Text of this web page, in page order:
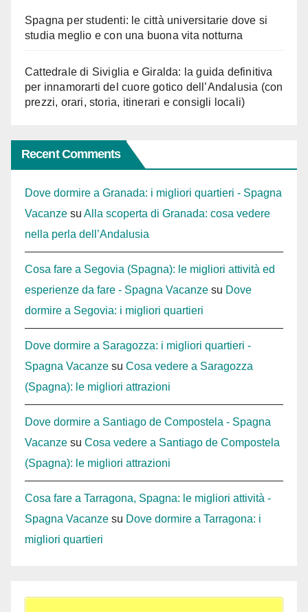
Spagna per studenti: le città universitarie dove si
studia meglio e con una buona vita notturna
Cattedrale di Siviglia e Giralda: la guida definitiva
per innamorarti del cuore gotico dell’Andalusia (con
prezzi, orari, storia, itinerari e consigli locali)
Recent Comments
Dove dormire a Granada: i migliori quartieri - Spagna
Vacanze su Alla scoperta di Granada: cosa vedere
nella perla dell’Andalusia
Cosa fare a Segovia (Spagna): le migliori attività ed
esperienze da fare - Spagna Vacanze su Dove
dormire a Segovia: i migliori quartieri
Dove dormire a Saragozza: i migliori quartieri -
Spagna Vacanze su Cosa vedere a Saragozza
(Spagna): le migliori attrazioni
Dove dormire a Santiago de Compostela - Spagna
Vacanze su Cosa vedere a Santiago de Compostela
(Spagna): le migliori attrazioni
Cosa fare a Tarragona, Spagna: le migliori attività -
Spagna Vacanze su Dove dormire a Tarragona: i
migliori quartieri